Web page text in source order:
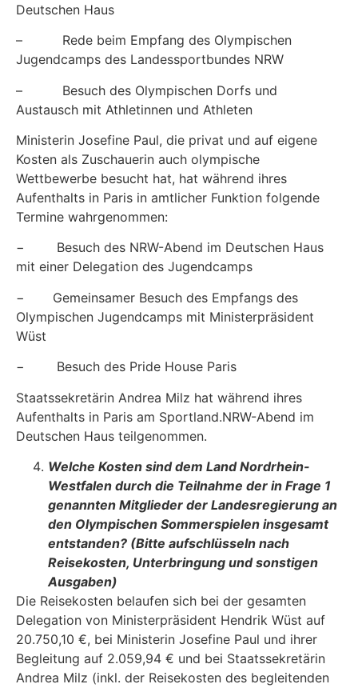
Deutschen Haus
– Rede beim Empfang des Olympischen
Jugendcamps des Landessportbundes NRW
– Besuch des Olympischen Dorfs und
Austausch mit Athletinnen und Athleten
Ministerin Josefine Paul, die privat und auf eigene
Kosten als Zuschauerin auch olympische
Wettbewerbe besucht hat, hat während ihres
Aufenthalts in Paris in amtlicher Funktion fol­gende
Termine wahrgenommen:
− Besuch des NRW-Abend im Deutschen Haus
mit einer Delegation des Jugendcamps
− Gemeinsamer Besuch des Empfangs des
Olympischen Jugendcamps mit Ministerprä­sident
Wüst
− Besuch des Pride House Paris
Staatssekretärin Andrea Milz hat während ihres
Aufenthalts in Paris am Sportland.NRW-Abend im
Deutschen Haus teilgenommen.
Welche Kosten sind dem Land Nordrhein-
Westfalen durch die Teilnahme der in Frage 1
genannten Mitglieder der Landesregierung an
den Olympischen Sommer­spielen insgesamt
entstanden? (Bitte aufschlüsseln nach
Reisekosten, Unterbrin­gung und sonstigen
Ausgaben)
Die Reisekosten belaufen sich bei der gesamten
Delegation von Ministerpräsident Hendrik Wüst auf
20.750,10 €, bei Ministerin Josefine Paul und ihrer
Begleitung auf 2.059,94 € und bei Staatssekretärin
Andrea Milz (inkl. der Reisekosten des begleitenden